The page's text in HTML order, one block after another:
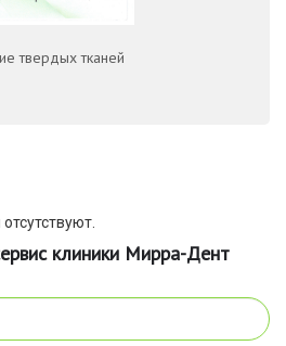
твердых тканей
клиники Мирра-Дент